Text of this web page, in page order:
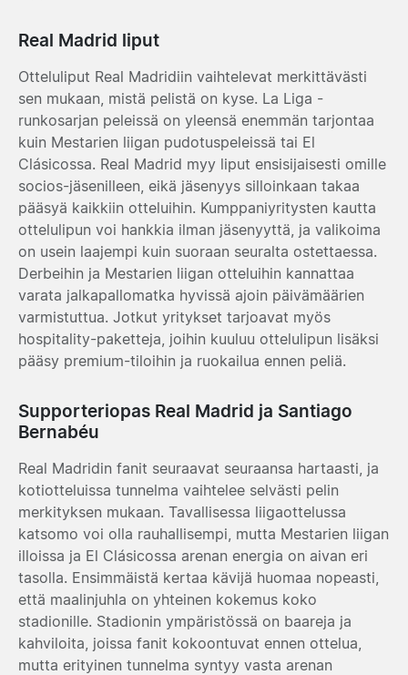
Real Madrid liput
Otteluliput Real Madridiin vaihtelevat merkittävästi
sen mukaan, mistä pelistä on kyse. La Liga -
runkosarjan peleissä on yleensä enemmän tarjontaa
kuin Mestarien liigan pudotuspeleissä tai El
Clásicossa. Real Madrid myy liput ensisijaisesti omille
socios-jäsenilleen, eikä jäsenyys silloinkaan takaa
pääsyä kaikkiin otteluihin. Kumppaniyritysten kautta
ottelulipun voi hankkia ilman jäsenyyttä, ja valikoima
on usein laajempi kuin suoraan seuralta ostettaessa.
Derbeihin ja Mestarien liigan otteluihin kannattaa
varata jalkapallomatka hyvissä ajoin päivämäärien
varmistuttua. Jotkut yritykset tarjoavat myös
hospitality-paketteja, joihin kuuluu ottelulipun lisäksi
pääsy premium-tiloihin ja ruokailua ennen peliä.
Supporteriopas Real Madrid ja Santiago
Bernabéu
Real Madridin fanit seuraavat seuraansa hartaasti, ja
kotiotteluissa tunnelma vaihtelee selvästi pelin
merkityksen mukaan. Tavallisessa liigaottelussa
katsomo voi olla rauhallisempi, mutta Mestarien liigan
illoissa ja El Clásicossa arenan energia on aivan eri
tasolla. Ensimmäistä kertaa kävijä huomaa nopeasti,
että maalinjuhla on yhteinen kokemus koko
stadionille. Stadionin ympäristössä on baareja ja
kahviloita, joissa fanit kokoontuvat ennen ottelua,
mutta erityinen tunnelma syntyy vasta arenan